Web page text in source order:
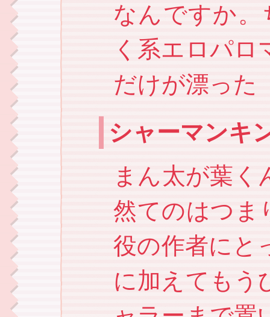
なんですか
く系エロパ
だけが漂った
シャーマンキ
まん太が葉く
然てのはつま
役の作者にと
に加えてもう